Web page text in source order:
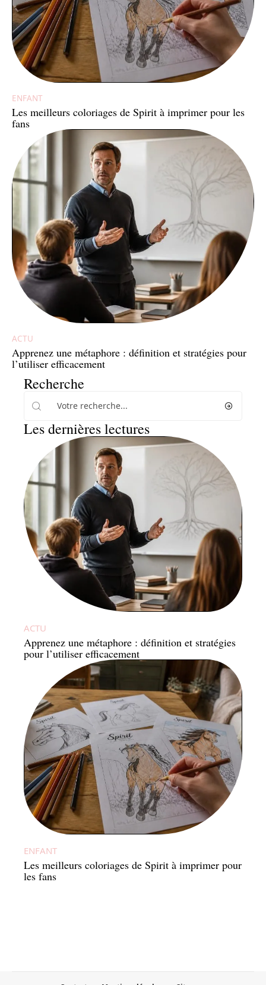
ENFANT
Les meilleurs coloriages de Spirit à imprimer pour les
fans
ACTU
Apprenez une métaphore : définition et stratégies pour
l’utiliser efficacement
Recherche
Les dernières lectures
ACTU
Apprenez une métaphore : définition et stratégies
pour l’utiliser efficacement
ENFANT
Les meilleurs coloriages de Spirit à imprimer pour
les fans